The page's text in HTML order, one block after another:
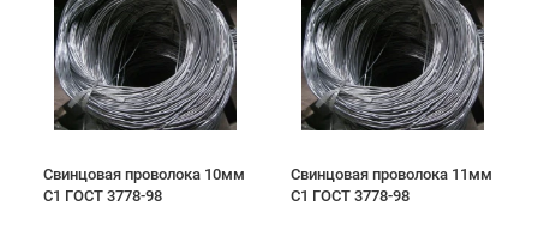
Свинцовая проволока 10мм
С1 ГОСТ 3778-98
Свинцовая проволока 11мм
С1 ГОСТ 3778-98